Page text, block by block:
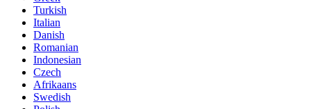
Turkish
Italian
Danish
Romanian
Indonesian
Czech
Afrikaans
Swedish